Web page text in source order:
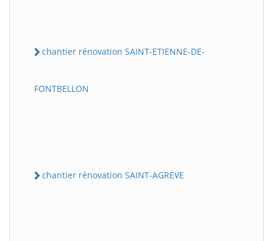
chantier rénovation SAINT-ETIENNE-DE-
FONTBELLON
chantier rénovation SAINT-AGREVE